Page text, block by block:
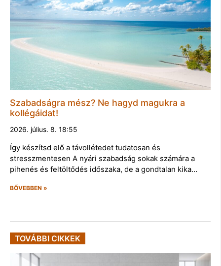
Szabadságra mész? Ne hagyd magukra a
kollégáidat!
2026. július. 8. 18:55
Így készítsd elő a távollétedet tudatosan és
stresszmentesen A nyári szabadság sokak számára a
pihenés és feltöltődés időszaka, de a gondtalan kika…
BŐVEBBEN »
TOVÁBBI CIKKEK